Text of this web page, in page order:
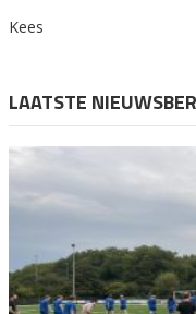
Kees
LAATSTE